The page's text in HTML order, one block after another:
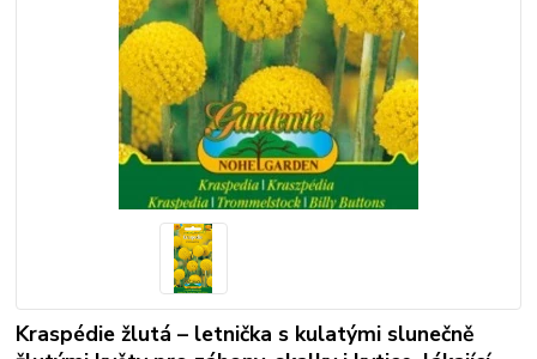
Kraspédie žlutá – letnička s kulatými slunečně